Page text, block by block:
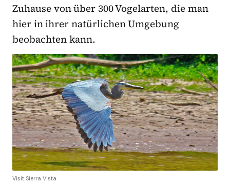
Zuhause von über 300 Vogelarten, die man
hier in ihrer natürlichen Umgebung
beobachten kann.
Visit Sierra Vista